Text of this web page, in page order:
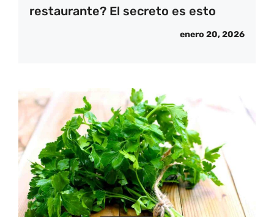
restaurante? El secreto es esto
enero 20, 2026